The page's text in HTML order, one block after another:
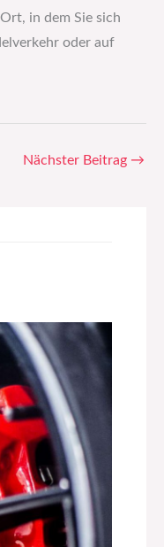
in dem Sie sich
oder auf
Nächster Beitrag →